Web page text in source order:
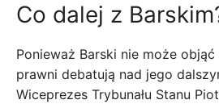
Co dalej z
Ponieważ Barski nie może
prawni debatują nad jego
Wiceprezes Trybunału Stanu